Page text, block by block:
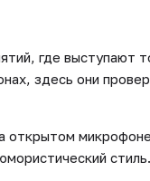
где выступают
здесь они
открытом
стиль.